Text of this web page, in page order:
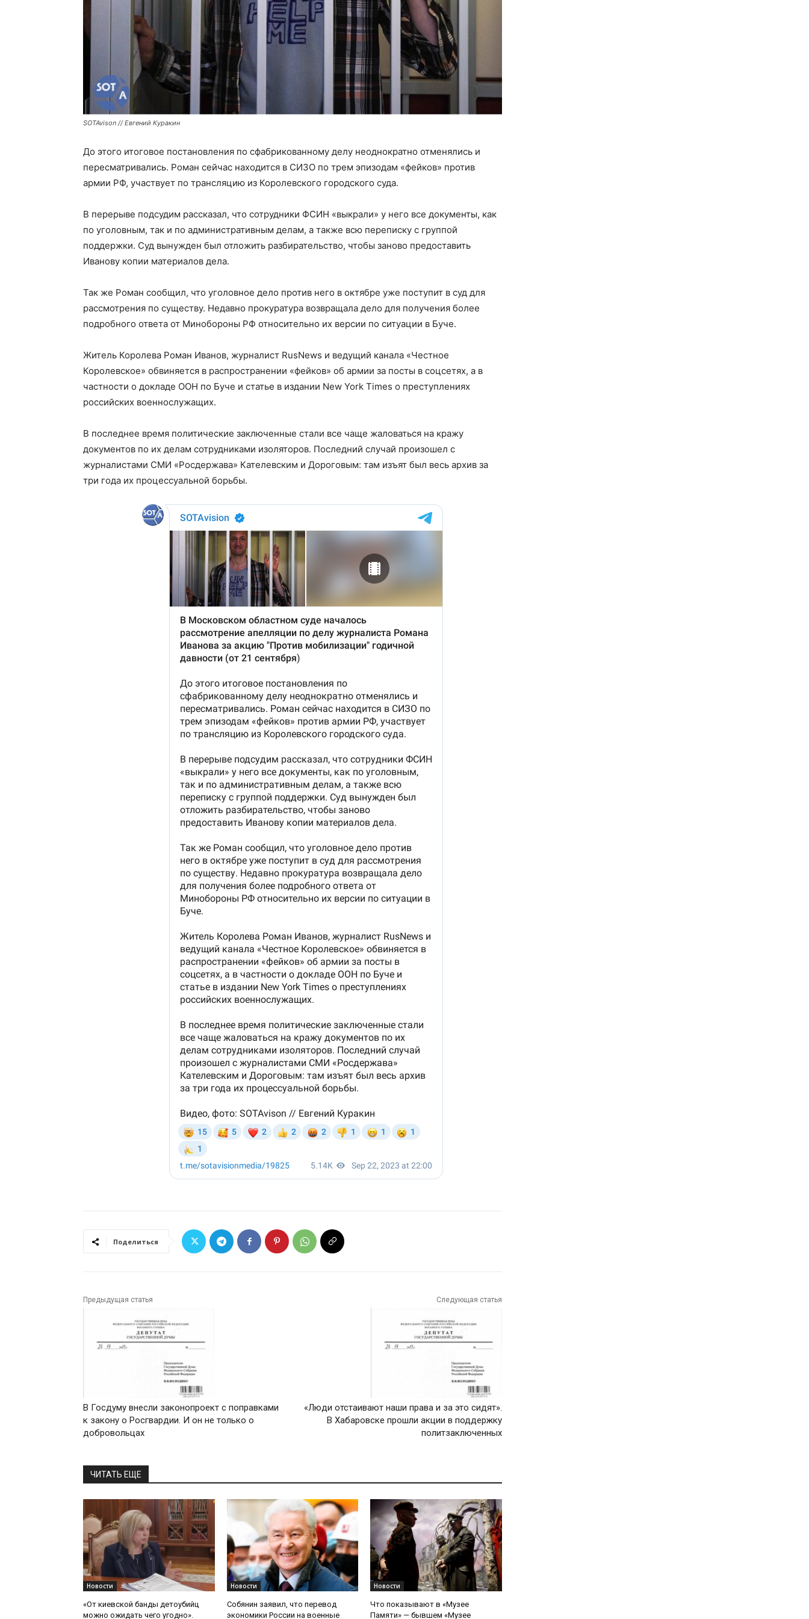
SOTAvison // Евгений Куракин
До этого итоговое постановления по сфабрикованному делу неоднократно отменялись и
пересматривались. Роман сейчас находится в СИЗО по трем эпизодам «фейков» против
армии РФ, участвует по трансляцию из Королевского городского суда.
В перерыве подсудим рассказал, что сотрудники ФСИН «выкрали» у него все документы, как
по уголовным, так и по административным делам, а также всю переписку с группой
поддержки. Суд вынужден был отложить разбирательство, чтобы заново предоставить
Иванову копии материалов дела.
Так же Роман сообщил, что уголовное дело против него в октябре уже поступит в суд для
рассмотрения по существу. Недавно прокуратура возвращала дело для получения более
подробного ответа от Минобороны РФ относительно их версии по ситуации в Буче.
Житель Королева Роман Иванов, журналист RusNews и ведущий канала «Честное
Королевское» обвиняется в распространении «фейков» об армии за посты в соцсетях, а в
частности о докладе ООН по Буче и статье в издании New York Times о преступлениях
российских военнослужащих.
В последнее время политические заключенные стали все чаще жаловаться на кражу
документов по их делам сотрудниками изоляторов. Последний случай произошел с
журналистами СМИ «Росдержава» Кателевским и Дороговым: там изъят был весь архив за
три года их процессуальной борьбы.
Поделиться
Предыдущая статья
В Госдуму внесли законопроект с поправками
к закону о Росгвардии. И он не только о
добровольцах
Следующая статья
«Люди отстаивают наши права и за это сидят».
В Хабаровске прошли акции в поддержку
политзаключенных
ЧИТАТЬ ЕЩЕ
Новости
«От киевской банды детоубийц
можно ожидать чего угодно».
Новости
Собянин заявил, что перевод
экономики России на военные
Новости
Что показывают в «Музее
Памяти» — бывшем «Музее